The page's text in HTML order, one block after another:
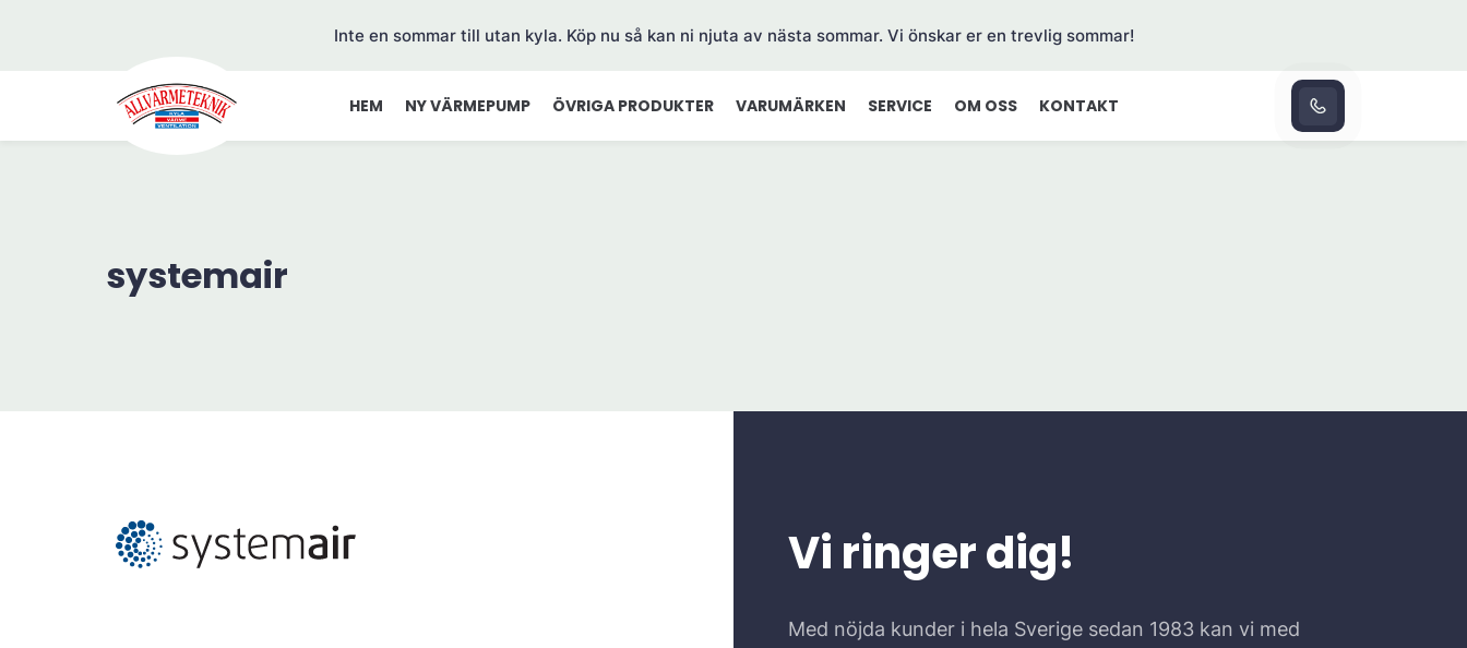
Inte en sommar till utan kyla. Köp nu så kan ni njuta av nästa sommar. Vi önskar er en trevlig sommar!
HEM NY VÄRMEPUMP ÖVRIGA PRODUKTER VARUMÄRKEN SERVICE OM OSS KONTAKT
systemair
Vi ringer dig!
Med nöjda kunder i hela Sverige sedan 1983 kan vi med